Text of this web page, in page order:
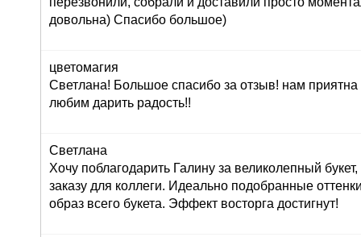
довольна) Спасибо большое)
цветомагия
Светлана! Большое спасибо за отзыв! нам
любим дарить радость!!
Светлана
Хочу поблагодарить Галину за великолепный
заказу для коллеги. Идеально подобранные
образ всего букета. Эффект восторга достигнут!